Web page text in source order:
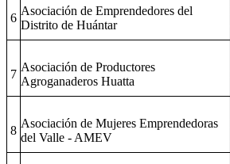
6
Asociación de Emprendedores del
Distrito de Huántar
7
Asociación de Productores
Agroganaderos Huatta
8
Asociación de Mujeres Emprendedoras
del Valle - AMEV